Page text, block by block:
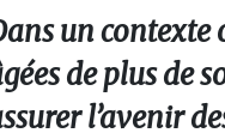
un contexte
de plus de
l’avenir